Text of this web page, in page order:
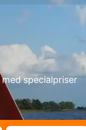
specialpriser